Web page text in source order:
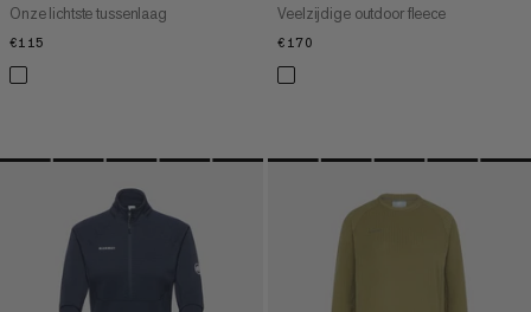
Onze lichtste tussenlaag
€115
Veelzijdige outdoor fleece
€170